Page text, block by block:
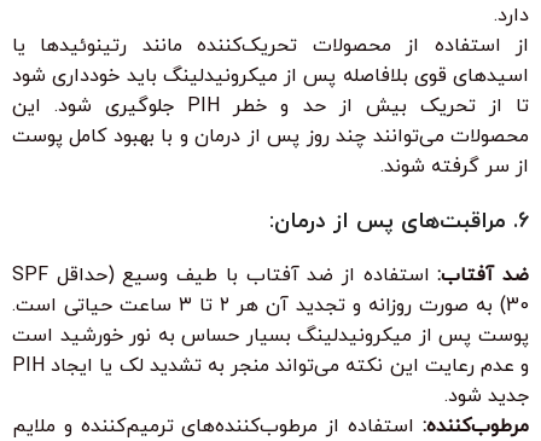
دارد.
از استفاده از محصولات تحریک‌کننده مانند رتینوئیدها یا
اسیدهای قوی بلافاصله پس از میکرونیدلینگ باید خودداری شود
تا از تحریک بیش از حد و خطر PIH جلوگیری شود. این
محصولات می‌توانند چند روز پس از درمان و با بهبود کامل پوست
از سر گرفته شوند.
6. مراقبت‌های پس از درمان:
ضد آفتاب:
استفاده از ضد آفتاب با طیف وسیع (حداقل SPF
30) به صورت روزانه و تجدید آن هر ۲ تا ۳ ساعت حیاتی است.
پوست پس از میکرونیدلینگ بسیار حساس به نور خورشید است
و عدم رعایت این نکته می‌تواند منجر به تشدید لک یا ایجاد PIH
جدید شود.
مرطوب‌کننده: استفاده از مرطوب‌کننده‌های ترمیم‌کننده و ملایم